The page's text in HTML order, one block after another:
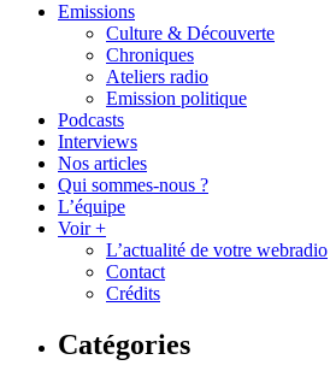
Emissions
Culture & Découverte
Chroniques
Ateliers radio
Emission politique
Podcasts
Interviews
Nos articles
Qui sommes-nous ?
L’équipe
Voir +
L’actualité de votre webradio
Contact
Crédits
Catégories